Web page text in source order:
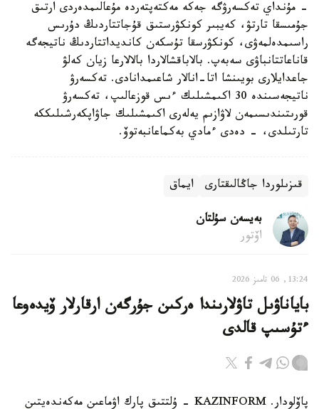
- مۇنداي تەكسەرۋگە جەكە مەكتەپتەردە مۇعالىمدەردى ارتىق
جۇمىسقا تارتۋ، كەيبىر كونكۋرستىق قۇجاتتاردىڭ دۇرىس
راسىمدەلمەۋى، كونكۋرسقا تۇسكەن كانديداتتاردىڭ ناتيجەگە
قاناعاتتانباۋى سەبەپ. بالاباقشالاردا بالالارعا زيان كەلۋ
جاعدايلارى بويىنشا اتا-انالار شاعىمدانادى. تەكسەرۋ
ناتيجەسىندە 30 اكىمشىلىك ءىس قوزعالىپ، تەكسەرۋ
قورىتىندىسىمەن لاۋازىم يەلەرى اكىمشىلىك جاۋاپكەرشىلىككە
تارتىلدى، - دەدى ءمادي بەكماعانبەتوۆ.
قىزىلوردا جاڭالىقتارى ايماق
بەيسەن سۇلتان
اۆتور
13:24, 06 تامىز 2026
باياناۋىل تاۋلارىندا ەركىن جۇرگەن ارقارلار ۆيدەوعا
ءتۇسىپ قالدى
پاۆلودار. KAZINFORM - ۇلتتىق پارك اۋماعىن مەكەندەيتىن